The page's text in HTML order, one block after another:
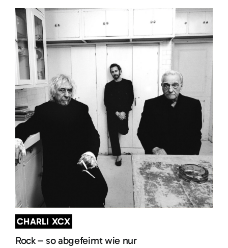
CHARLI XCX
Rock – so abgefeimt wie nur